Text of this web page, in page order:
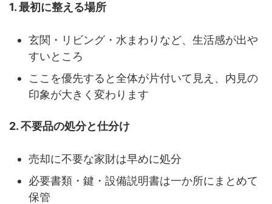
1. 最初に整える場所
玄関・リビング・水まわりなど、生活感が出や
すいところ
ここを優先すると全体が片付いて見え、内見の
印象が大きく変わります
2. 不要品の処分と仕分け
売却に不要な家財は早めに処分
必要書類・鍵・設備説明書は一か所にまとめて
保管